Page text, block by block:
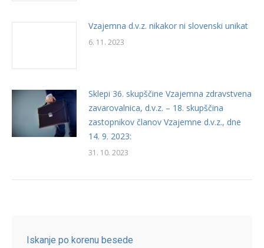
Vzajemna d.v.z. nikakor ni slovenski unikat
6. 11. 2023
Sklepi 36. skupščine Vzajemna zdravstvena
zavarovalnica, d.v.z. – 18. skupščina
zastopnikov članov Vzajemne d.v.z., dne
14. 9. 2023:
31. 10. 2023
Iskanje po korenu besede